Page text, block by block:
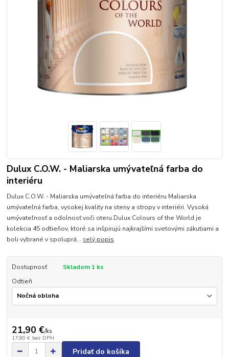
Dulux C.O.W. - Maliarska umývateľná farba do
interiéru
Dulux C.O.W. - Maliarska umývateľná farba do interiéru Maliarska
umývateľná farba, vysokej kvality na steny a stropy v interiéri. Vysoká
umývateľnosť a odolnosť voči oteru.Dulux Colours of the World je
kolekcia 45 odtieňov, ktoré sa inšpirujú najkrajšími svetovými zákutiami a
boli vybrané v spoluprá... celý popis
Dostupnosť
Skladom 1 ks
Odtieň
21,90 €/ks
17,80 € bez DPH
Pridať do košíka